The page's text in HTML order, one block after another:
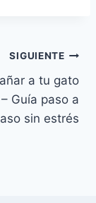
SIGUIENTE
a tu gato
Guía paso a
sin estrés